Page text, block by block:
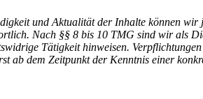
und Aktualität der Inhalte können
Nach §§ 8 bis 10 TMG sind wir als
Tätigkeit hinweisen.
dem Zeitpunkt der Kenntnis einer